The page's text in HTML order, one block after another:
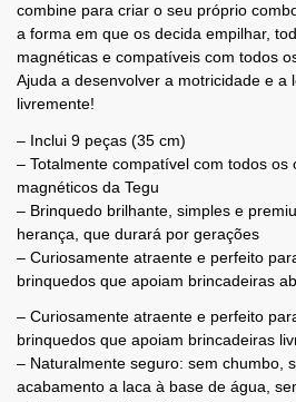
combine para criar o seu próprio
a forma em que os decida empilhar,
magnéticas e compatíveis com todos
Ajuda a desenvolver a motricidade e a
livremente!
– Inclui 9 peças (35 cm)
– Totalmente compatível com todos os
magnéticos da Tegu
– Brinquedo brilhante, simples e
herança, que durará por gerações
– Curiosamente atraente e perfeito
brinquedos que apoiam brincadeiras
– Curiosamente atraente e perfeito
brinquedos que apoiam brincadeiras
– Naturalmente seguro: sem chumbo,
acabamento a laca à base de água,